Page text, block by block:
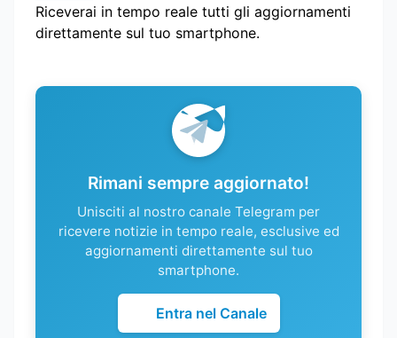
Riceverai in tempo reale tutti gli aggiornamenti
direttamente sul tuo smartphone.
Rimani sempre aggiornato!
Unisciti al nostro canale Telegram per
ricevere notizie in tempo reale, esclusive ed
aggiornamenti direttamente sul tuo
smartphone.
Entra nel Canale